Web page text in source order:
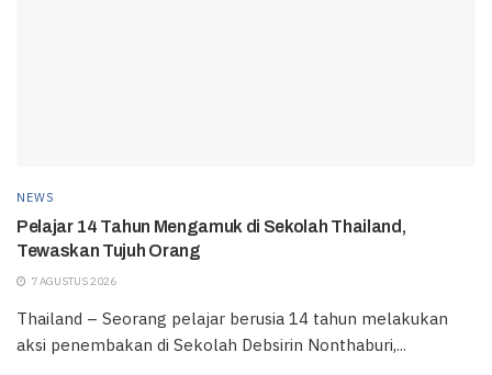
NEWS
Pelajar 14 Tahun Mengamuk di Sekolah Thailand,
Tewaskan Tujuh Orang
7 AGUSTUS 2026
Thailand – Seorang pelajar berusia 14 tahun melakukan
aksi penembakan di Sekolah Debsirin Nonthaburi,...